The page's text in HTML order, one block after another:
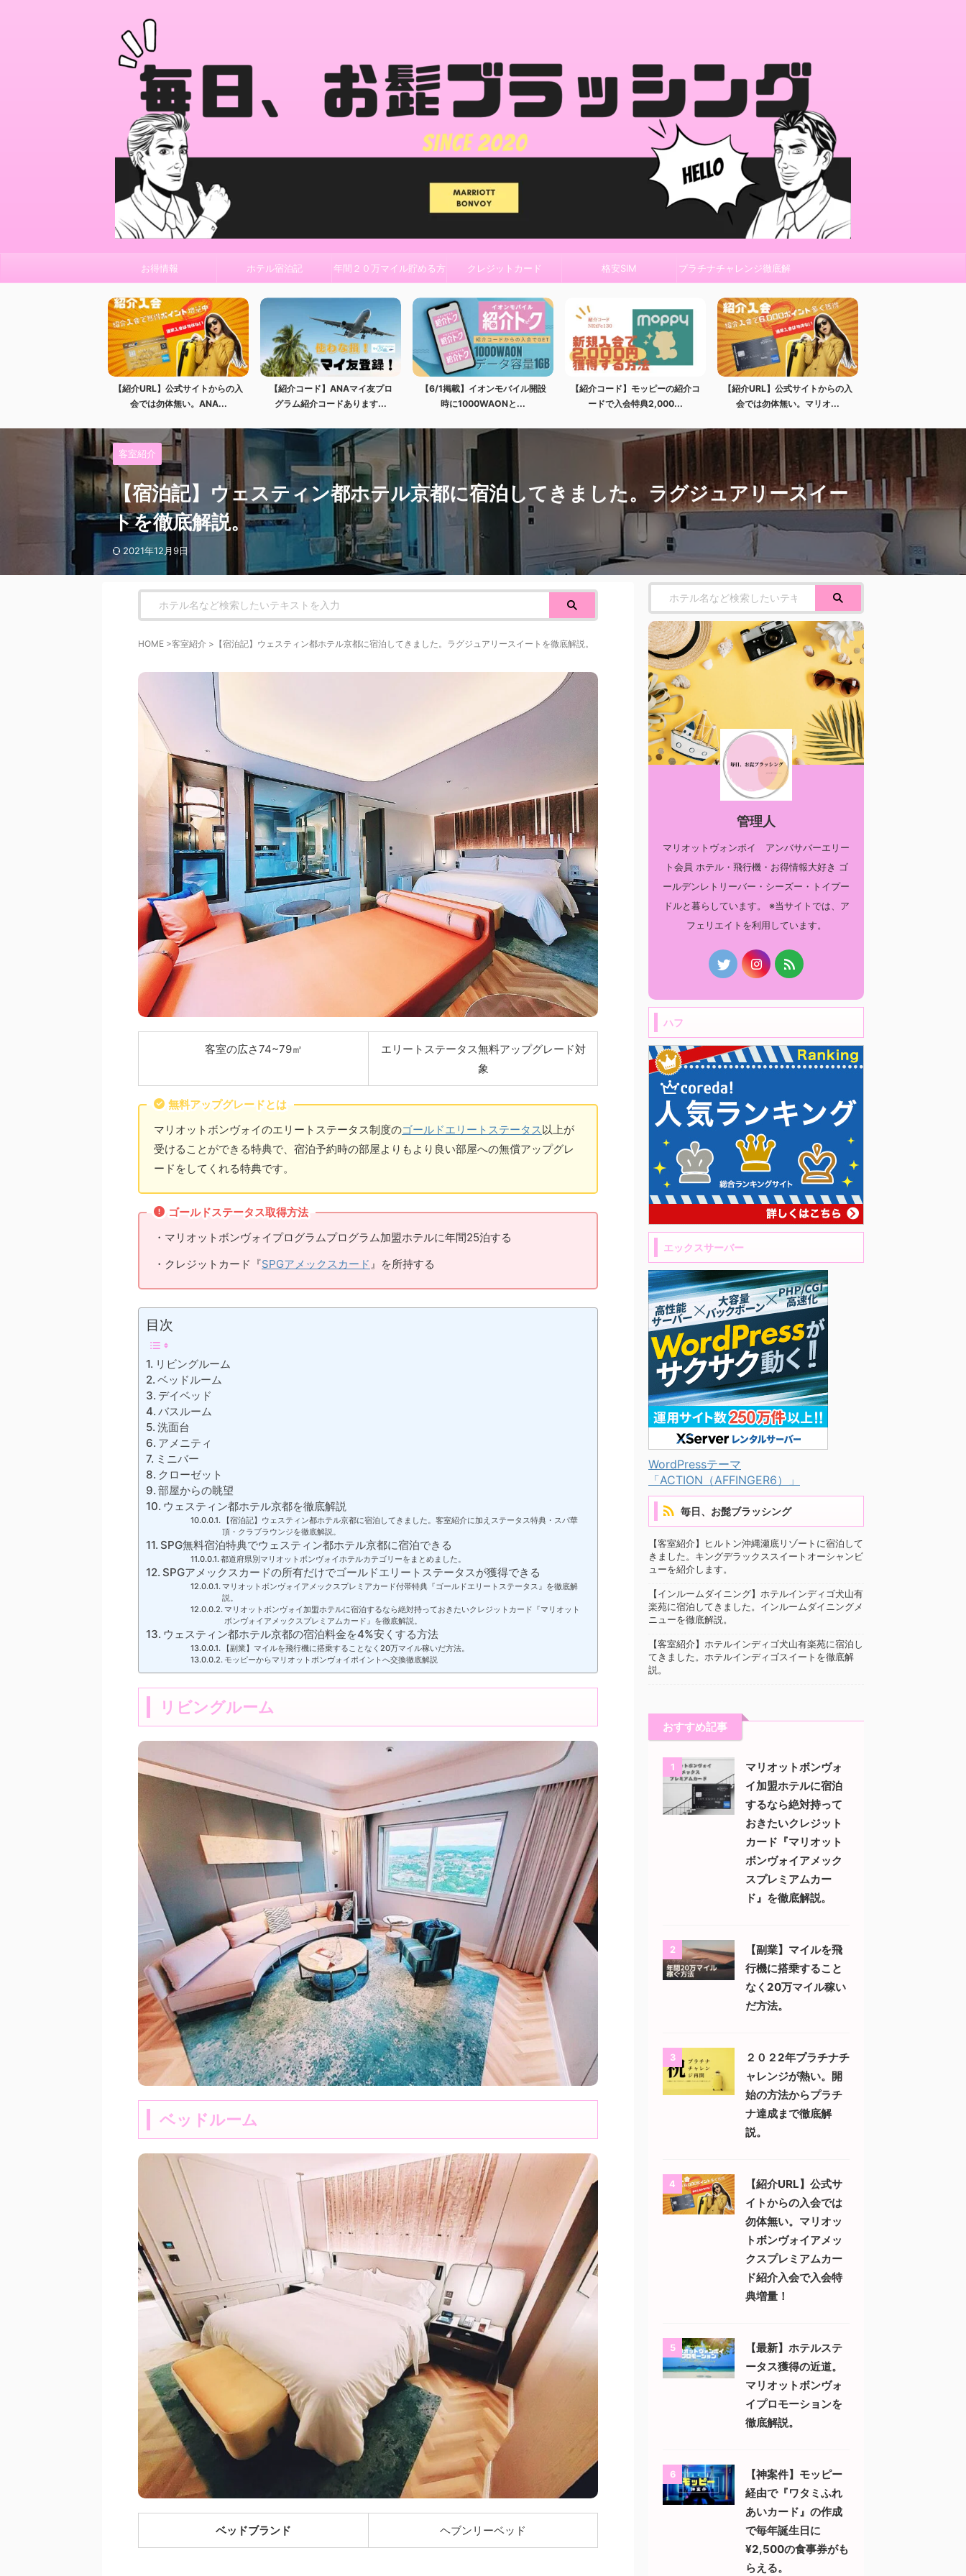
お得情報 ホテル宿泊記 年間２０万マイル貯める方
法
クレジットカード 格安SIM プラチナチャレンジ徹底解
説
【紹介URL】公式サイトからの入
会では勿体無い。ANA...
【紹介コード】ANAマイ友プロ
グラム紹介コードあります...
【6/1掲載】イオンモバイル開設
時に1000WAONと...
【紹介コード】モッピーの紹介コ
ードで入会特典2,000...
【紹介URL】公式サイトからの入
会では勿体無い。マリオ...
客室紹介
【宿泊記】ウェスティン都ホテル京都に宿泊してきました。ラグジュアリースイー
トを徹底解説。
2021年12月9日
HOME >客室紹介 > 【宿泊記】ウェスティン都ホテル京都に宿泊してきました。ラグジュアリースイートを徹底解説。
客室の広さ74~79㎡
エリートステータス無料アップグレード対
象
無料アップグレードとは
マリオットボンヴォイのエリートステータス制度のゴールドエリートステータス以上が
受けることができる特典で、宿泊予約時の部屋よりもより良い部屋への無償アップグレ
ードをしてくれる特典です。
ゴールドステータス取得方法
・マリオットボンヴォイプログラムプログラム加盟ホテルに年間25泊する
・クレジットカード『SPGアメックスカード 』を所持する
目次
リビングルーム
ベッドルーム
デイベッド
バスルーム
洗面台
アメニティ
ミニバー
クローゼット
部屋からの眺望
ウェスティン都ホテル京都を徹底解説
【宿泊記】ウェスティン都ホテル京都に宿泊してきました。客室紹介に加えステータス特典・スパ華
頂・クラブラウンジを徹底解説。
SPG無料宿泊特典でウェスティン都ホテル京都に宿泊できる
都道府県別マリオットボンヴォイホテルカテゴリーをまとめました。
SPGアメックスカードの所有だけでゴールドエリートステータスが獲得できる
マリオットボンヴォイアメックスプレミアカード付帯特典『ゴールドエリートステータス』を徹底解
説。
マリオットボンヴォイ加盟ホテルに宿泊するなら絶対持っておきたいクレジットカード『マリオット
ボンヴォイアメックスプレミアムカード』を徹底解説。
ウェスティン都ホテル京都の宿泊料金を4%安くする方法
【副業】マイルを飛行機に搭乗することなく20万マイル稼いだ方法。
モッピーからマリオットボンヴォイポイントへ交換徹底解説
リビングルーム
ベッドルーム
ベッドブランド ヘブンリーベッド
管理人
マリオットヴォンボイ アンバサバーエリー
ト会員 ホテル・飛行機・お得情報大好き ゴ
ールデンレトリーバー・シーズー・トイプー
ドルと暮らしています。 ※当サイトでは、ア
フェリエイトを利用しています。
ハフ
エックスサーバー
WordPressテーマ
「ACTION（AFFINGER6）」
毎日、お髭ブラッシング
【客室紹介】ヒルトン沖縄瀬底リゾートに宿泊して
きました。キングデラックススイートオーシャンビ
ューを紹介します。
【インルームダイニング】ホテルインディゴ犬山有
楽苑に宿泊してきました。インルームダイニングメ
ニューを徹底解説。
【客室紹介】ホテルインディゴ犬山有楽苑に宿泊し
てきました。ホテルインディゴスイートを徹底解
説。
おすすめ記事
1
マリオットボンヴォ
イ加盟ホテルに宿泊
するなら絶対持って
おきたいクレジット
カード『マリオット
ボンヴォイアメック
スプレミアムカー
ド』を徹底解説。
2
【副業】マイルを飛
行機に搭乗すること
なく20万マイル稼い
だ方法。
3
２０２2年プラチナチ
ャレンジが熱い。開
始の方法からプラチ
ナ達成まで徹底解
説。
4
【紹介URL】公式サ
イトからの入会では
勿体無い。マリオッ
トボンヴォイアメッ
クスプレミアムカー
ド紹介入会で入会特
典増量！
5
【最新】ホテルステ
ータス獲得の近道。
マリオットボンヴォ
イプロモーションを
徹底解説。
6
【神案件】モッピー
経由で『ワタミふれ
あいカード』の作成
で毎年誕生日に
¥2,500の食事券がも
らえる。